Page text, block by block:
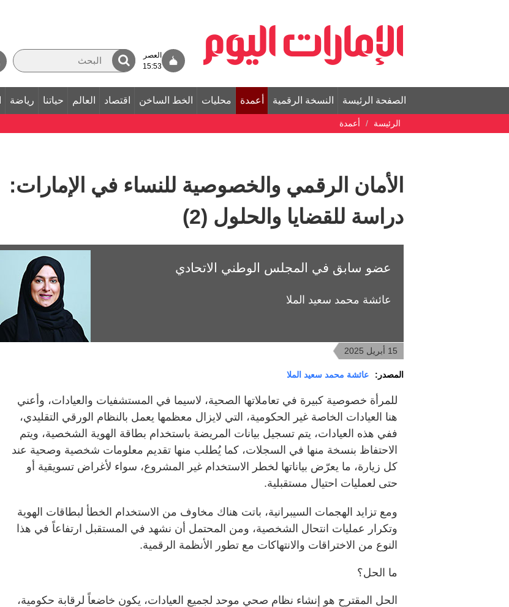
العصر
15:53
الصفحة الرئيسة النسخة الرقمية أعمدة محليات الخط الساخن اقتصاد العالم حياتنا رياضة
الرئيسة أعمدة
الأمان الرقمي والخصوصية للنساء في الإمارات:
دراسة للقضايا والحلول (2)
عضو سابق في المجلس الوطني الاتحادي
عائشة محمد سعيد الملا
15 أبريل 2025
المصدر: عائشة محمد سعيد الملا
للمرأة خصوصية كبيرة في تعاملاتها الصحية، لاسيما في المستشفيات والعيادات، وأعني
هنا العيادات الخاصة غير الحكومية، التي لايزال معظمها يعمل بالنظام الورقي التقليدي،
ففي هذه العيادات، يتم تسجيل بيانات المريضة باستخدام بطاقة الهوية الشخصية، ويتم
الاحتفاظ بنسخة منها في السجلات، كما يُطلب منها تقديم معلومات شخصية وصحية عند
كل زيارة، ما يعرّض بياناتها لخطر الاستخدام غير المشروع، سواء لأغراض تسويقية أو
حتى لعمليات احتيال مستقبلية.
ومع تزايد الهجمات السيبرانية، باتت هناك مخاوف من الاستخدام الخطأ لبطاقات الهوية
وتكرار عمليات انتحال الشخصية، ومن المحتمل أن نشهد في المستقبل ارتفاعاً في هذا
النوع من الاختراقات والانتهاكات مع تطور الأنظمة الرقمية.
ما الحل؟
الحل المقترح هو إنشاء نظام صحي موحد لجميع العيادات، يكون خاضعاً لرقابة حكومية،